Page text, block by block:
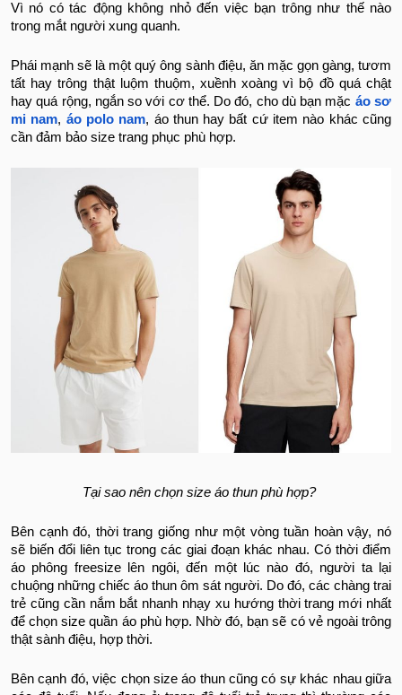
Vì nó có tác động không nhỏ đến việc bạn trông như thế nào
trong mắt người xung quanh.
Phái mạnh sẽ là một quý ông sành điệu, ăn mặc gọn gàng, tươm
tất hay trông thật luộm thuộm, xuềnh xoàng vì bộ đồ quá chật
hay quá rộng, ngắn so với cơ thể. Do đó, cho dù bạn mặc áo sơ
mi nam, áo polo nam, áo thun hay bất cứ item nào khác cũng
cần đảm bảo size trang phục phù hợp.
Tại sao nên chọn size áo thun phù hợp?
Bên cạnh đó, thời trang giống như một vòng tuần hoàn vậy, nó
sẽ biến đổi liên tục trong các giai đoạn khác nhau. Có thời điểm
áo phông freesize lên ngôi, đến một lúc nào đó, người ta lại
chuộng những chiếc áo thun ôm sát người. Do đó, các chàng trai
trẻ cũng cần nắm bắt nhanh nhạy xu hướng thời trang mới nhất
để chọn size quần áo phù hợp. Nhờ đó, bạn sẽ có vẻ ngoài trông
thật sành điệu, hợp thời.
Bên cạnh đó, việc chọn size áo thun cũng có sự khác nhau giữa